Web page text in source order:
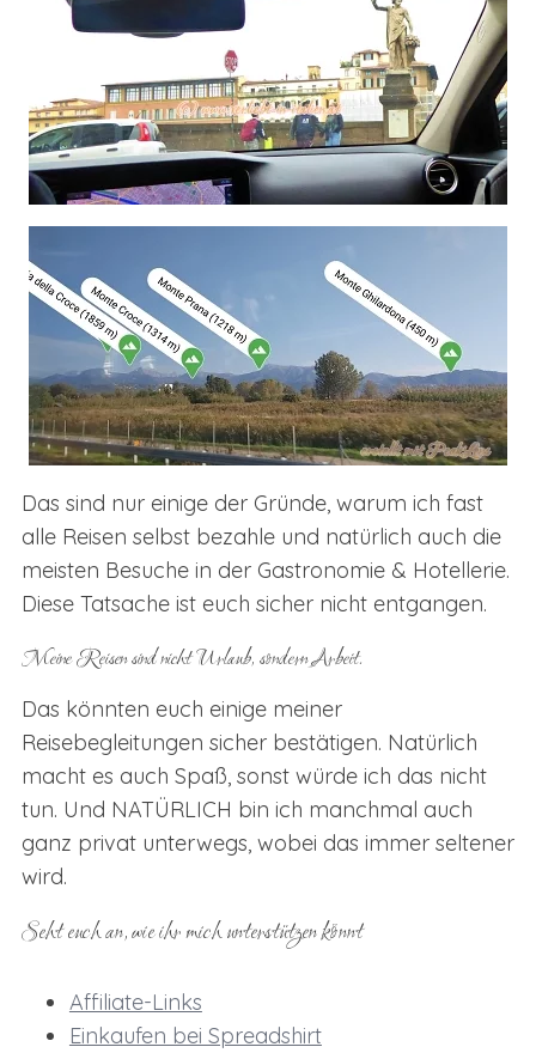
Das sind nur einige der Gründe, warum ich fast
alle Reisen selbst bezahle und natürlich auch die
meisten Besuche in der Gastronomie & Hotellerie.
Diese Tatsache ist euch sicher nicht entgangen.
Meine Reisen sind nicht Urlaub, sondern Arbeit.
Das könnten euch einige meiner
Reisebegleitungen sicher bestätigen. Natürlich
macht es auch Spaß, sonst würde ich das nicht
tun. Und NATÜRLICH bin ich manchmal auch
ganz privat unterwegs, wobei das immer seltener
wird.
Seht euch an, wie ihr mich unterstützen könnt
Affiliate-Links
Einkaufen bei Spreadshirt